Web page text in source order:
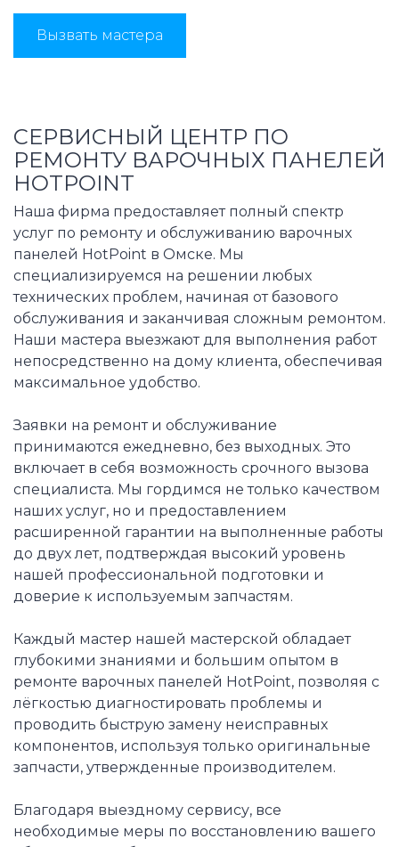
Вызвать мастера
СЕРВИСНЫЙ ЦЕНТР ПО
РЕМОНТУ ВАРОЧНЫХ ПАНЕЛЕЙ
HOTPOINT
Наша фирма предоставляет полный спектр
услуг по ремонту и обслуживанию варочных
панелей HotPoint в Омске. Мы
специализируемся на решении любых
технических проблем, начиная от базового
обслуживания и заканчивая сложным ремонтом.
Наши мастера выезжают для выполнения работ
непосредственно на дому клиента, обеспечивая
максимальное удобство.
Заявки на ремонт и обслуживание
принимаются ежедневно, без выходных. Это
включает в себя возможность срочного вызова
специалиста. Мы гордимся не только качеством
наших услуг, но и предоставлением
расширенной гарантии на выполненные работы
до двух лет, подтверждая высокий уровень
нашей профессиональной подготовки и
доверие к используемым запчастям.
Каждый мастер нашей мастерской обладает
глубокими знаниями и большим опытом в
ремонте варочных панелей HotPoint, позволяя с
лёгкостью диагностировать проблемы и
проводить быструю замену неисправных
компонентов, используя только оригинальные
запчасти, утвержденные производителем.
Благодаря выездному сервису, все
необходимые меры по восстановлению вашего